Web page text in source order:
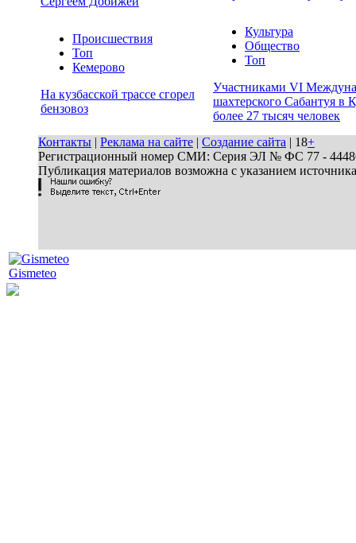
Происшествия
Топ
Кемерово
На кузбасской трассе сгорел
бензовоз
Культура
Общество
Топ
Участниками VI
шахтерского Сабантуя в
более 27 тысяч человек
Контакты | Реклама на сайте | Создание сайта | 18+
Регистрационный номер СМИ: Серия ЭЛ № ФС 77 - 44486
Публикация материалов возможна с указанием
Gismeteo